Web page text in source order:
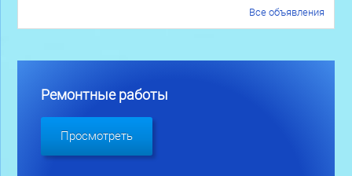
Все объявления
Ремонтные работы
Просмотреть